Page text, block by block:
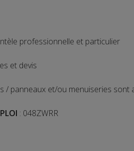
professionnelle et particulier
et devis
/ panneaux et/ou menuiseries sont
: 048ZWRR